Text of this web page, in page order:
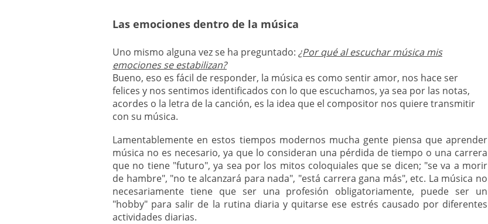
Las emociones dentro de la música
Uno mismo alguna vez se ha preguntado: ¿Por qué al escuchar música mis
emociones se estabilizan?
Bueno, eso es fácil de responder, la música es como sentir amor, nos hace ser
felices y nos sentimos identificados con lo que escuchamos, ya sea por las notas,
acordes o la letra de la canción, es la idea que el compositor nos quiere transmitir
con su música.
Lamentablemente en estos tiempos modernos mucha gente piensa que aprender
música no es necesario, ya que lo consideran una pérdida de tiempo o una carrera
que no tiene "futuro", ya sea por los mitos coloquiales que se dicen; "se va a morir
de hambre", "no te alcanzará para nada", "está carrera gana más", etc. La música no
necesariamente tiene que ser una profesión obligatoriamente, puede ser un
"hobby" para salir de la rutina diaria y quitarse ese estrés causado por diferentes
actividades diarias.